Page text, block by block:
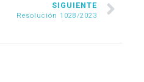
SIGUIENTE
Resolución 1028/2023